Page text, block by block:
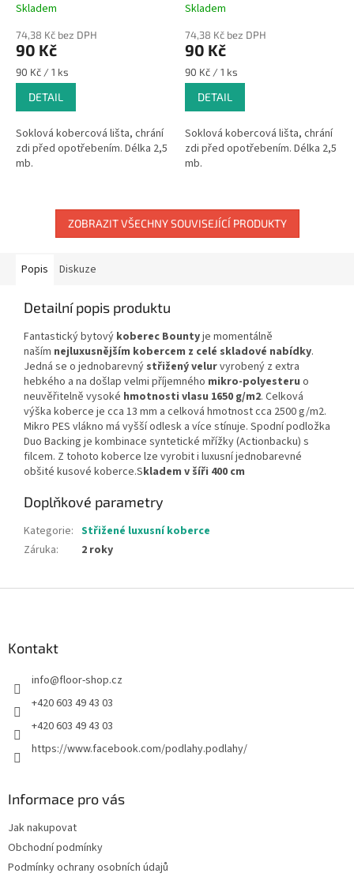
Skladem
74,38 Kč bez DPH
90 Kč
Měrná
cena:
90 Kč / 1 ks
DETAIL
Soklová kobercová lišta, chrání
zdi před opotřebením. Délka 2,5
mb.
Skladem
74,38 Kč bez DPH
90 Kč
Měrná
cena:
90 Kč / 1 ks
DETAIL
Soklová kobercová lišta, chrání
zdi před opotřebením. Délka 2,5
mb.
ZOBRAZIT VŠECHNY SOUVISEJÍCÍ PRODUKTY
Popis Diskuze
Detailní popis produktu
Fantastický bytový koberec Bountyje momentálně
naším nejluxusnějším kobercem z celé skladové nabídky.
Jedná se o jednobarevný střižený velurvyrobený z extra
hebkého a na došlap velmi příjemného mikro-polyesteru o
neuvěřitelně vysoké hmotnosti vlasu 1650 g/m2. Celková
výška koberce je cca 13 mm a celková hmotnost cca 2500 g/m2.
Mikro PES vlákno má vyšší odlesk a více stínuje. Spodní podložka
Duo Backing je kombinace syntetické mřížky (Actionbacku) s
filcem. Z tohoto koberce lze vyrobit i luxusní jednobarevné
obšité kusové koberce.Skladem v šíři 400 cm
Doplňkové parametry
Kategorie: Střižené luxusní koberce
Záruka: 2 roky
Kontakt
info@floor-shop.cz
+420 603 49 43 03
+420 603 49 43 03
https://www.facebook.com/podlahy.podlahy/
Informace pro vás
Jak nakupovat
Obchodní podmínky
Podmínky ochrany osobních údajů